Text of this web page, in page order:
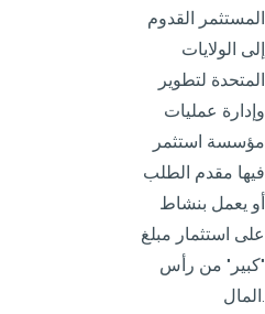
المستثمر القدوم
إلى الولايات
المتحدة لتطوير
وإدارة عمليات
مؤسسة استثمر
فيها مقدم الطلب
أو يعمل بنشاط
على استثمار مبلغ
"كبير" من رأس
المال.